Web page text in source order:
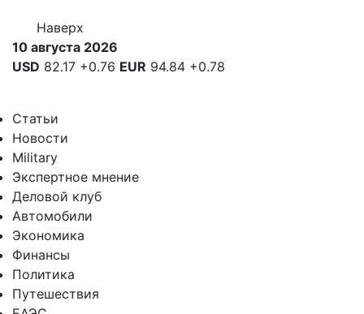
Наверх
10 августа 2026
USD 82.17 +0.76 EUR 94.84 +0.78
Статьи
Новости
Military
Экспертное мнение
Деловой клуб
Автомобили
Экономика
Финансы
Политика
Путешествия